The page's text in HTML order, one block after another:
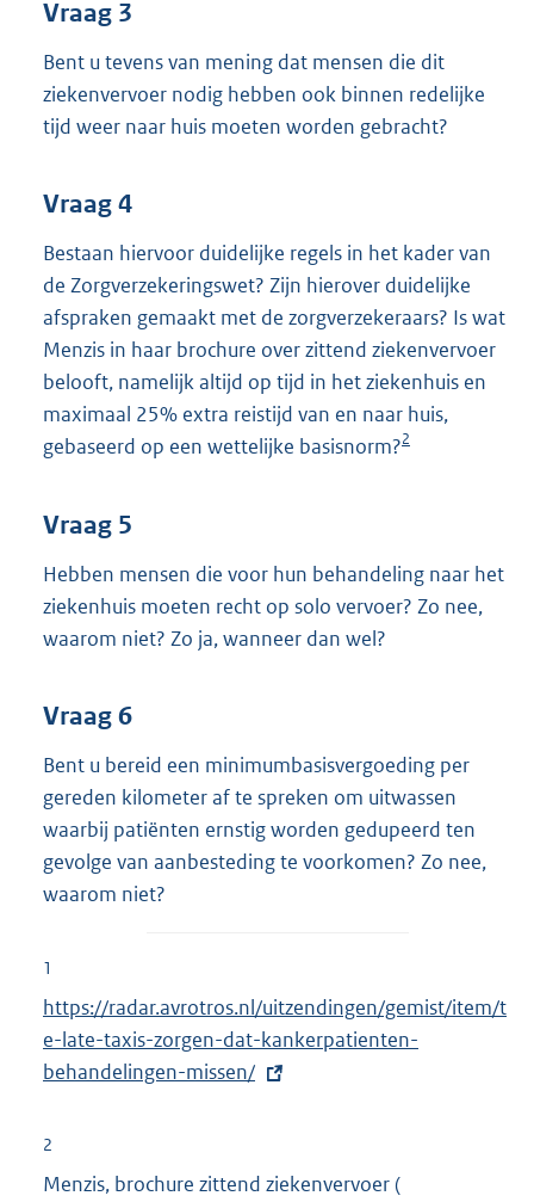
Vraag 3
Bent u tevens van mening dat mensen die dit
ziekenvervoer nodig hebben ook binnen redelijke
tijd weer naar huis moeten worden gebracht?
Vraag 4
Bestaan hiervoor duidelijke regels in het kader van
de Zorgverzekeringswet? Zijn hierover duidelijke
afspraken gemaakt met de zorgverzekeraars? Is wat
Menzis in haar brochure over zittend ziekenvervoer
belooft, namelijk altijd op tijd in het ziekenhuis en
maximaal 25% extra reistijd van en naar huis,
gebaseerd op een wettelijke basisnorm?2
Vraag 5
Hebben mensen die voor hun behandeling naar het
ziekenhuis moeten recht op solo vervoer? Zo nee,
waarom niet? Zo ja, wanneer dan wel?
Vraag 6
Bent u bereid een minimumbasisvergoeding per
gereden kilometer af te spreken om uitwassen
waarbij patiënten ernstig worden gedupeerd ten
gevolge van aanbesteding te voorkomen? Zo nee,
waarom niet?
1
E
x
t
r
https://radar.avrotros.nl/uitzendingen/gemist/item/t
e-late-taxis-zorgen-dat-kankerpatienten-
behandelingen-missen/
2
Menzis, brochure zittend ziekenvervoer (